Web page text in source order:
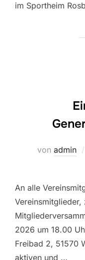
im Sportheim
von admin
An alle
2026 um 18.00
Freibad 2, 51570
aktiven und …